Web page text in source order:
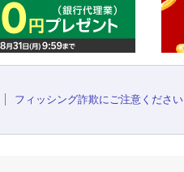
フィッシング詐欺にご注意ください